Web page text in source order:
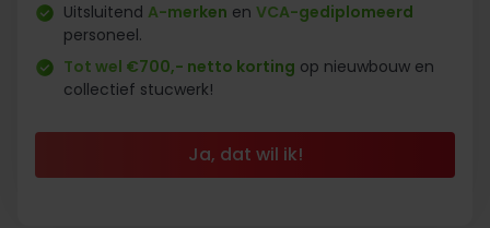
Uitsluitend A-merken en VCA-gediplomeerd
personeel.
Tot wel €700,- netto korting op nieuwbouw en
collectief stucwerk!
Ja, dat wil ik!